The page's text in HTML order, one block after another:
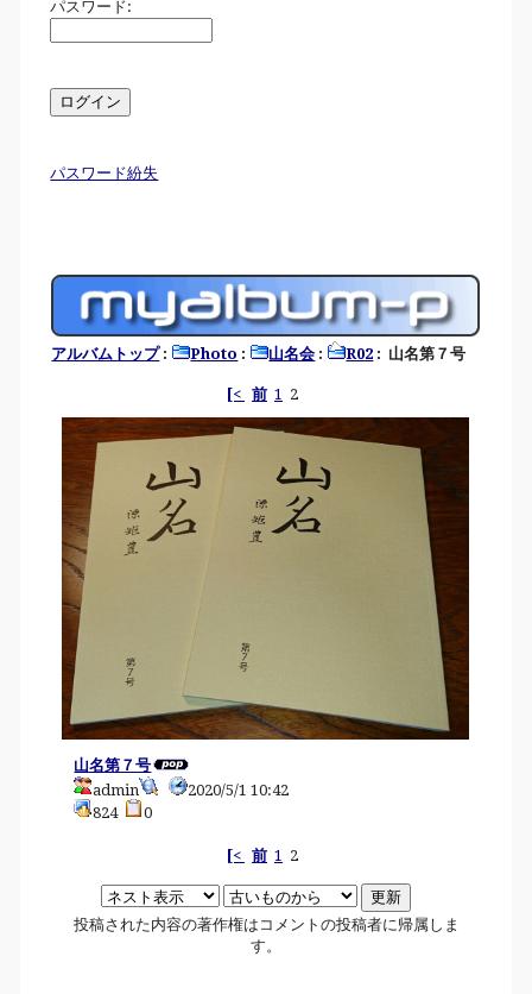
パスワード:
パスワード紛失
アルバムトップ: Photo : 山名会 : R02 : 山名第７号
[< 前 1 2
山名第７号
admin
2020/5/1 10:42
824
0
[< 前 1 2
投稿された内容の著作権はコメントの投稿者に帰属しま
す。